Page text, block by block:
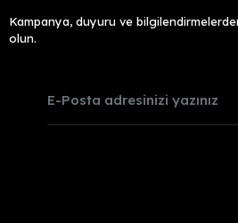
Kampanya, duyuru ve
olun.